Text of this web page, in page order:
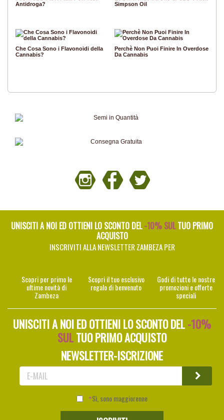
Antidroga?
Simpson Oil
Che Cosa Sono i Flavonoidi della
Cannabis?
Perchè Non Puoi Finire In Overdose
Da Cannabis
UNISCITI A NOI ED OTTIENI LO SCONTO DEL-10% SULTUO PRIMO
ACQUISTO
INSCRIVITI ALLA NEWSLETTER ZAMBEZA PER
Scopri per primo le
ultime novità di
Zambeza
Scopri il tuo esclusivo
regalo di benvenuto
Godi di tutte le nostre
promozioni e offerte
speciali
UNISCITI A NOI ED OTTIENI LO SCONTO DEL-10%
SULTUO PRIMO ACQUISTO
NEWSLETTER-ISCRIZIONE
Sì, sono maggiorenne